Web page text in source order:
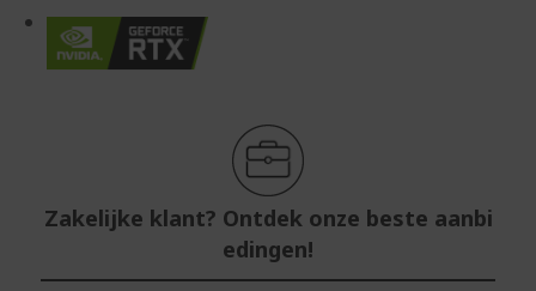
Zakelijke klant? Ontdek onze beste aanbi
edingen!